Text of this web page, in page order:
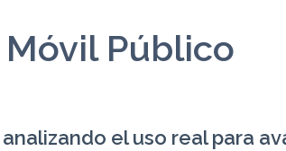
Público
el uso real para